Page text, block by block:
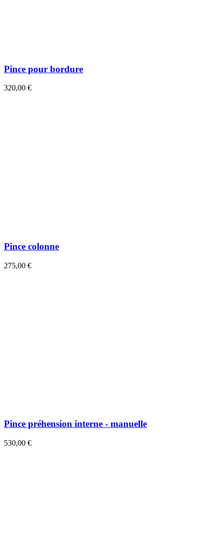
Pince pour bordure
320,00 €
Pince colonne
275,00 €
Pince préhension interne - manuelle
530,00 €